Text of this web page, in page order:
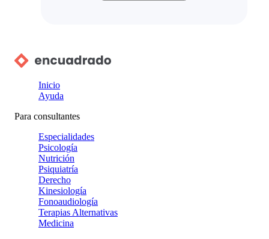
Inicio
Ayuda
Para consultantes
Especialidades
Psicología
Nutrición
Psiquiatría
Derecho
Kinesiología
Fonoaudiología
Terapias Alternativas
Medicina